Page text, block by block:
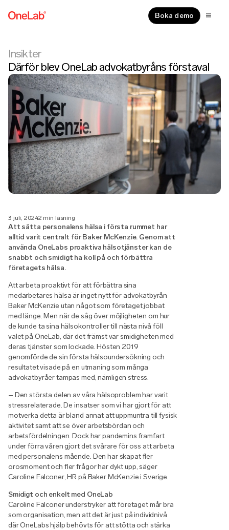
Boka demo
Insikter
Därför blev OneLab advokatbyråns förstaval
3 juli, 20242 min läsning
Att sätta personalens hälsa i första rummet har
alltid varit centralt för Baker McKenzie. Genom att
använda OneLabs proaktiva hälsotjänster kan de
snabbt och smidigt ha koll på och förbättra
företagets hälsa.
Att arbeta proaktivt för att förbättra sina
medarbetares hälsa är inget nytt för advokatbyrån
Baker McKenzie utan något som företaget jobbat
med länge. Men när de såg över möjligheten om hur
de kunde ta sina hälsokontroller till nästa nivå föll
valet på OneLab, där det främst var smidigheten med
deras tjänster som lockade. Hösten 2019
genomförde de sin första hälsoundersökning och
resultatet visade på en utmaning som många
advokatbyråer tampas med, nämligen stress.
– Den största delen av våra hälsoproblem har varit
stressrelaterade. De insatser som vi har gjort för att
motverka detta är bland annat att uppmuntra till fysisk
aktivitet samt att se över arbetsbördan och
arbetsfördelningen. Dock har pandemins framfart
under förra våren gjort det svårare för oss att arbeta
med personalens mående. Den har skapat fler
orosmoment och fler frågor har dykt upp, säger
Caroline Falconer, HR på Baker McKenzie i Sverige.
Smidigt och enkelt med OneLab
Caroline Falconer understryker att företaget mår bra
som organisation, men att det är just på individnivå
där OneLabs hjälp behövts för att stötta och stärka